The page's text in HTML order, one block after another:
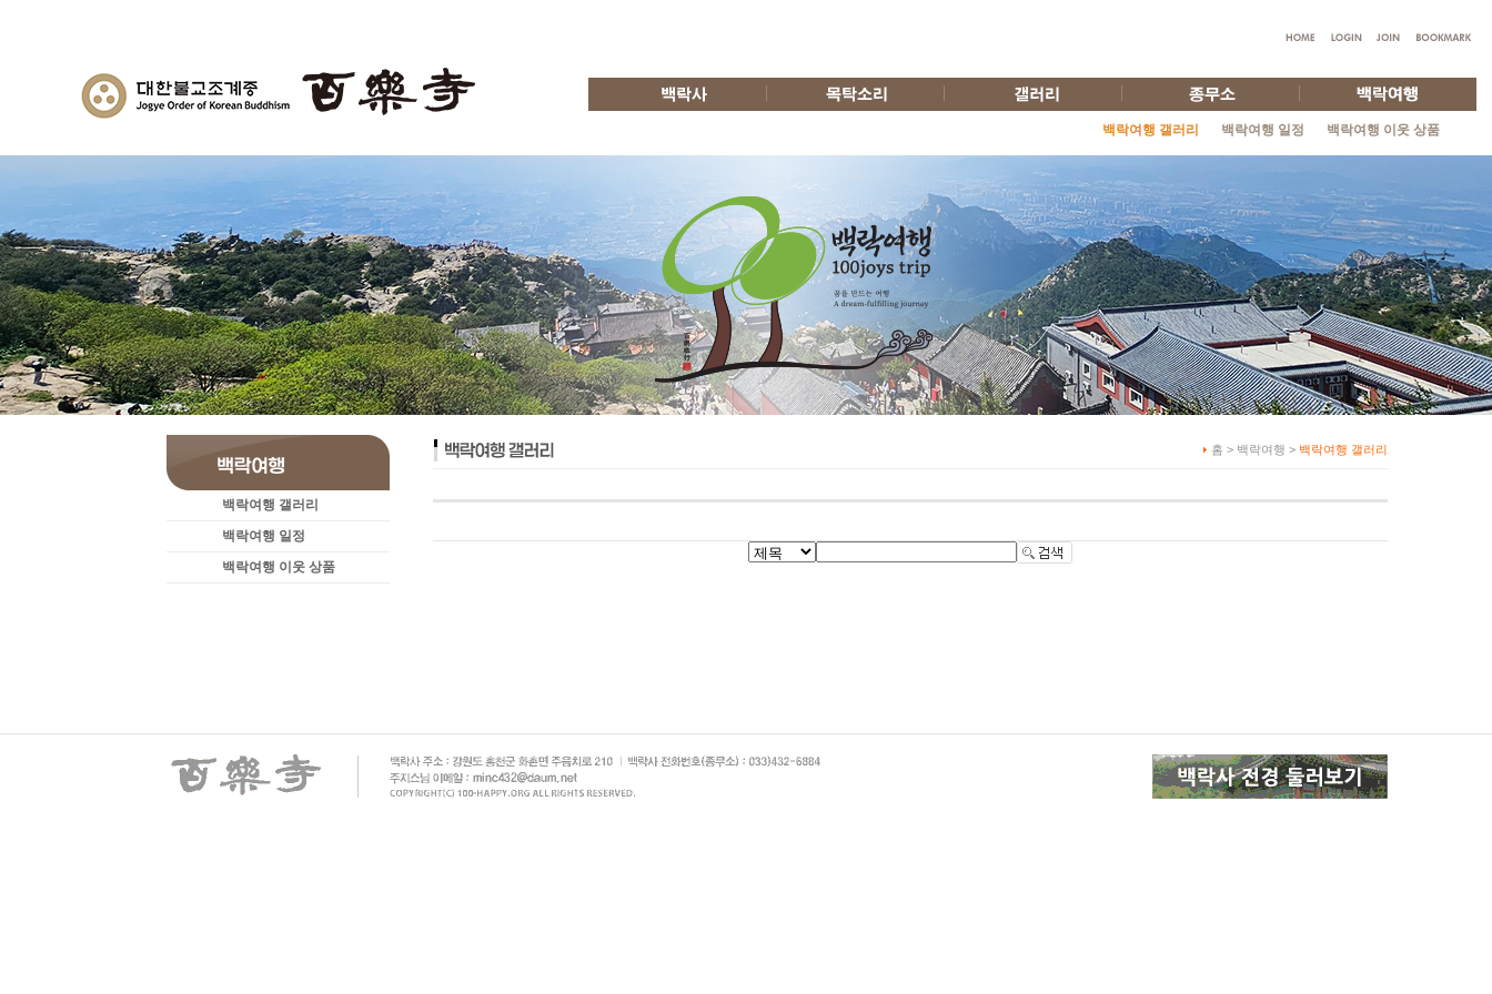
백락여행 갤러리 백락여행 일정 백락여행 이웃 상품
백락여행 갤러리
백락여행 일정
백락여행 이웃 상품
홈 > 백락여행 > 백락여행 갤러리